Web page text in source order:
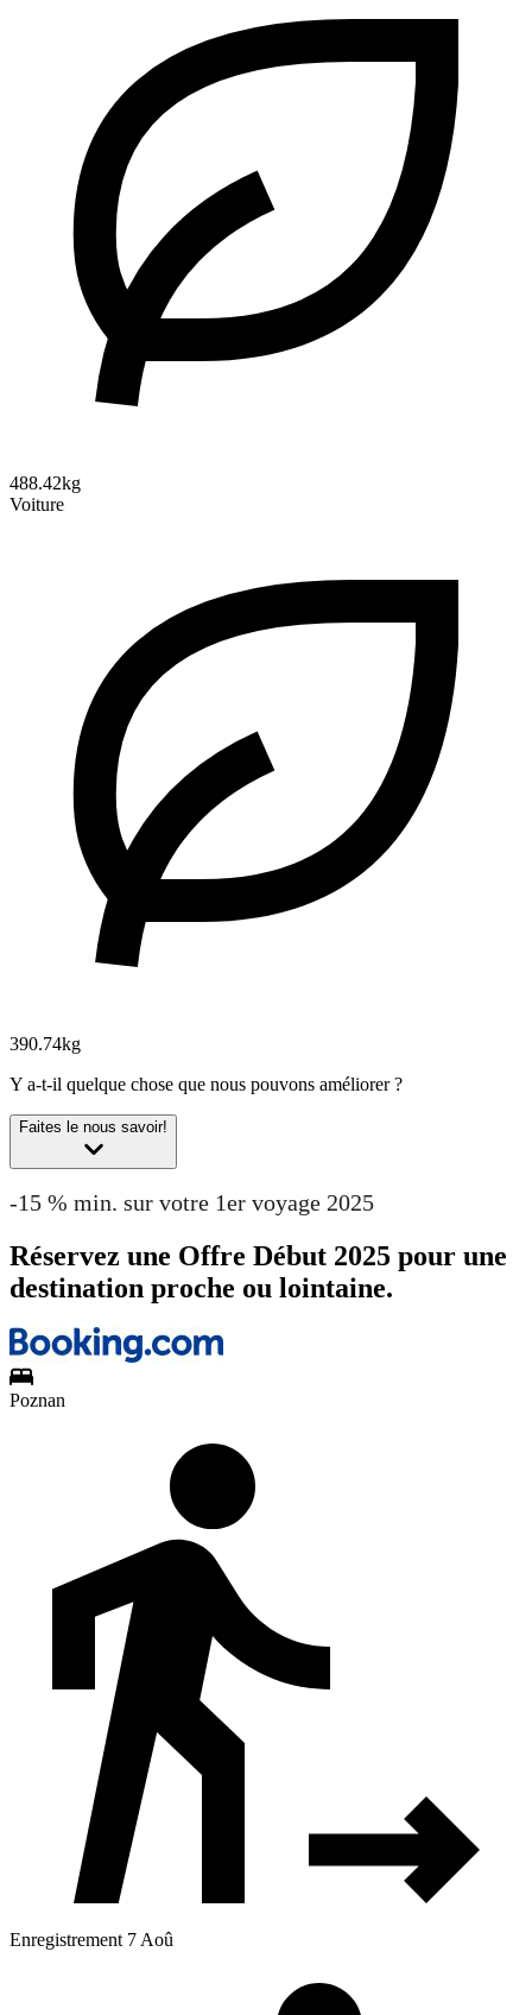
488.42kg
Voiture
390.74kg
Y a-t-il quelque chose que nous pouvons améliorer ?
Faites le nous savoir!
-15 % min. sur votre 1er voyage 2025
Réservez une Offre Début 2025 pour une
destination proche ou lointaine.
Poznan
Enregistrement 7 Aoû